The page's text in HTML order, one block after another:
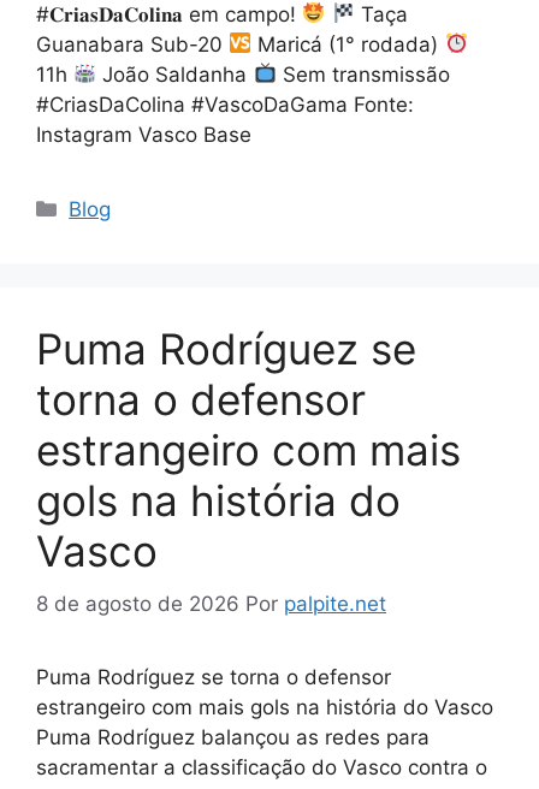
#𝐂𝐫𝐢𝐚𝐬𝐃𝐚𝐂𝐨𝐥𝐢𝐧𝐚 em campo!
Taça
Guanabara Sub-20
Maricá (1° rodada)
11h
João Saldanha
Sem transmissão
#CriasDaColina #VascoDaGama Fonte:
Instagram Vasco Base
Categorias
Blog
Puma Rodríguez se
torna o defensor
estrangeiro com mais
gols na história do
Vasco
8 de agosto de 2026 Por palpite.net
Puma Rodríguez se torna o defensor
estrangeiro com mais gols na história do Vasco
Puma Rodríguez balançou as redes para
sacramentar a classificação do Vasco contra o